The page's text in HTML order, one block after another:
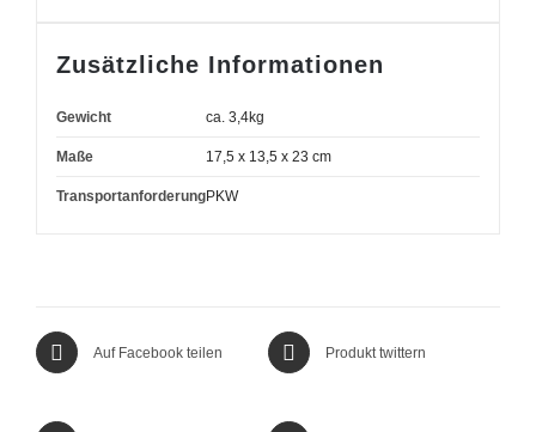
Zusätzliche Informationen
Gewicht ca. 3,4kg
Maße 17,5 x 13,5 x 23 cm
TransportanforderungPKW
Auf Facebook teilen Produkt twittern